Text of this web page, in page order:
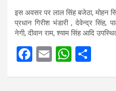
इस अवसर पर लाल सिंह बजेठा, मोहन
प्रधान गिरीश भंडारी , देवेन्द्र सिंह,
नेगी, दीवान राम, श्याम सिंह आदि
F
E
W